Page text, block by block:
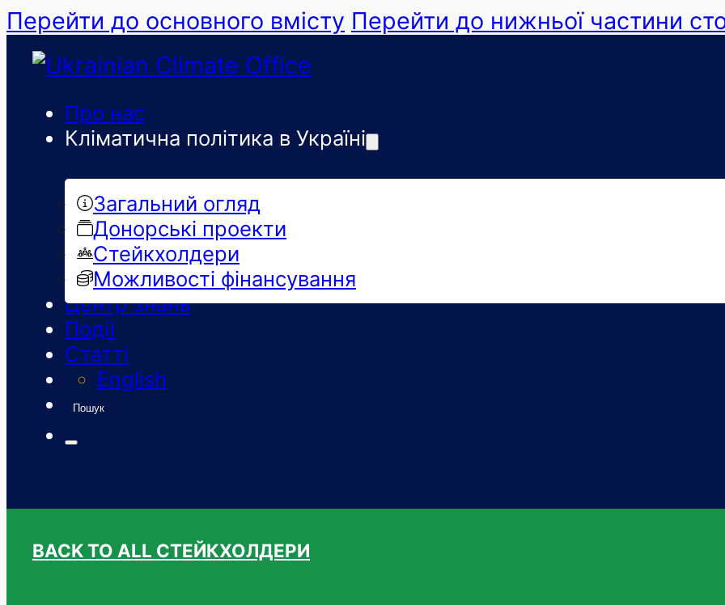
Перейти до основного вмісту Перейти до нижньої частини
Про нас
Кліматична політика в Україні
Загальний огляд
Донорські проекти
Стейкхолдери
Можливості фінансування
Центр знань
Події
Статті
English
Пошук
BACK TO ALL СТЕЙКХОЛДЕРИ